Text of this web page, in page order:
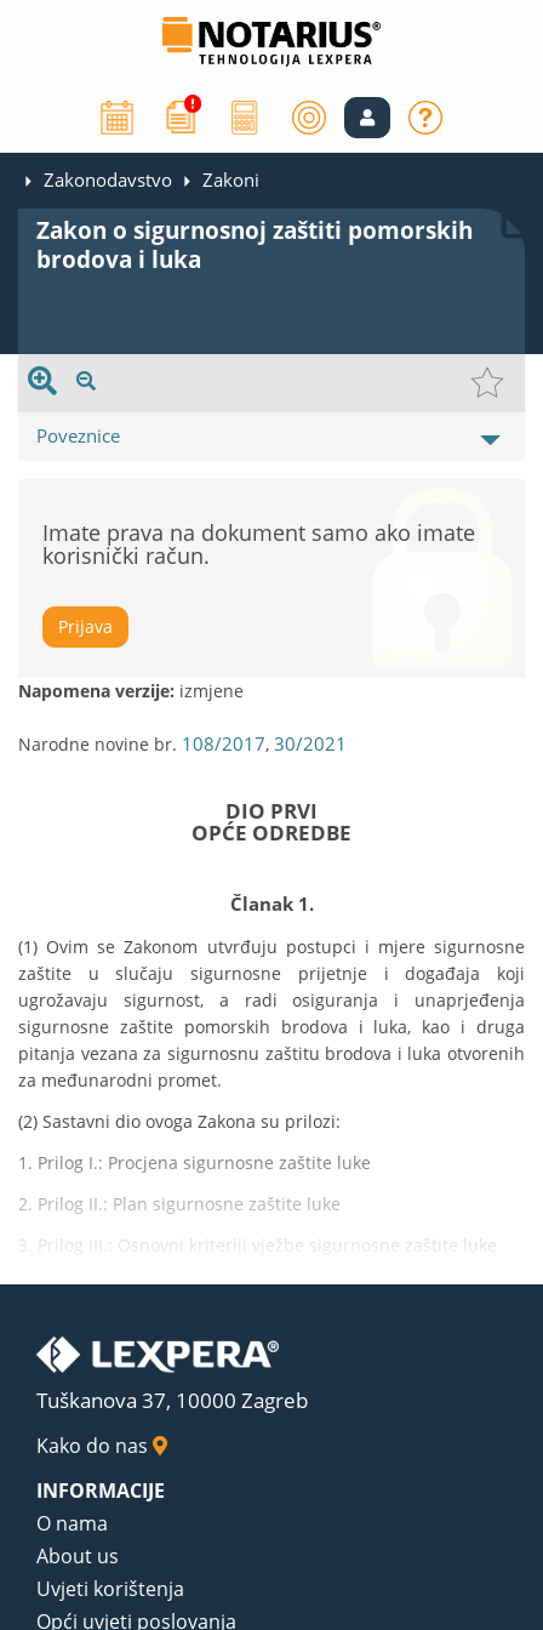
Zakonodavstvo Zakoni
Zakon o sigurnosnoj zaštiti pomorskih
brodova i luka
Poveznice
Imate prava na dokument samo ako imate
korisnički račun.
Prijava
Napomena verzije: izmjene
Narodne novine br. 108/2017, 30/2021
DIO PRVI
OPĆE ODREDBE
Članak 1.
(1) Ovim se Zakonom utvrđuju postupci i mjere sigurnosne
zaštite u slučaju sigurnosne prijetnje i događaja koji
ugrožavaju sigurnost, a radi osiguranja i unaprjeđenja
sigurnosne zaštite pomorskih brodova i luka, kao i druga
pitanja vezana za sigurnosnu zaštitu brodova i luka otvorenih
za međunarodni promet.
(2) Sastavni dio ovoga Zakona su prilozi:
1. Prilog I.: Procjena sigurnosne zaštite luke
2. Prilog II.: Plan sigurnosne zaštite luke
3. Prilog III.: Osnovni kriteriji vježbe sigurnosne zaštite luke
Tuškanova 37, 10000 Zagreb
Kako do nas
INFORMACIJE
O nama
About us
Uvjeti korištenja
Opći uvjeti poslovanja